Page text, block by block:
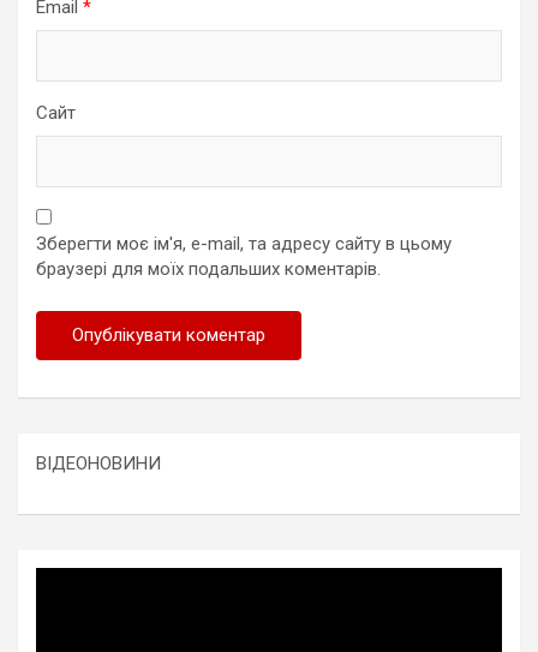
Email *
Сайт
Зберегти моє ім'я, e-mail, та адресу сайту в цьому
браузері для моїх подальших коментарів.
ВІДЕОНОВИНИ